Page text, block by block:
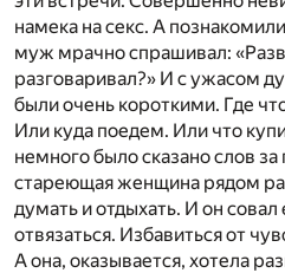
намека на секс. А
муж мрачно спрашивал:
разговаривал?» И с ужасом
были очень короткими. Где
Или куда поедем. Или что
немного было сказано слов за
стареющая женщина рядом
думать и отдыхать. И он совал
отвязаться. Избавиться от
А она, оказывается, хотела